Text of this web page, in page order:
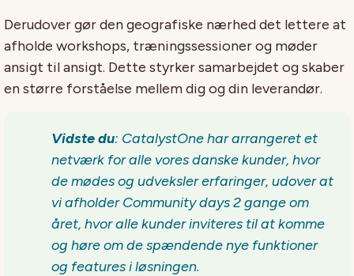
Derudover gør den geografiske nærhed det lettere at
afholde workshops, træningssessioner og møder
ansigt til ansigt. Dette styrker samarbejdet og skaber
en større forståelse mellem dig og din leverandør.
Vidste du: CatalystOnehar arrangeret et
netværk for alle vores danske kunder, hvor
de mødes og udveksler erfaringer, udover at
vi afholder Communitydays2 gange om
året, hvor alle kunder inviteres til at komme
og høre om de spændende nye funktioner
og features i løsningen.